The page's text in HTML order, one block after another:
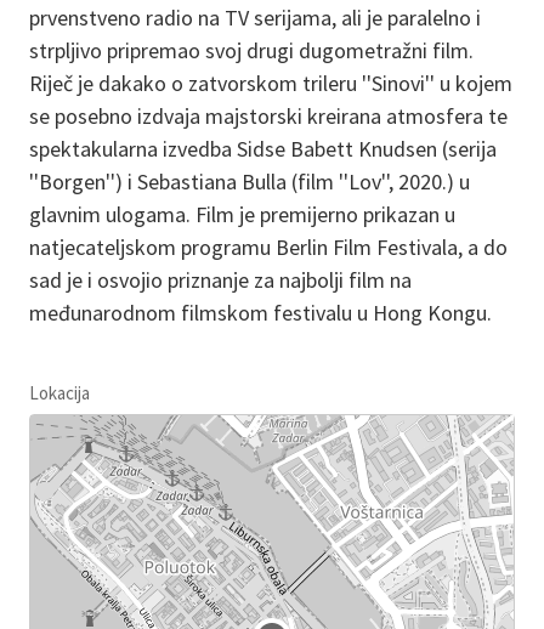
prvenstveno radio na TV serijama, ali je paralelno i
strpljivo pripremao svoj drugi dugometražni film.
Riječ je dakako o zatvorskom trileru ''Sinovi'' u kojem
se posebno izdvaja majstorski kreirana atmosfera te
spektakularna izvedba Sidse Babett Knudsen (serija
''Borgen'') i Sebastiana Bulla (film ''Lov'', 2020.) u
glavnim ulogama. Film je premijerno prikazan u
natjecateljskom programu Berlin Film Festivala, a do
sad je i osvojio priznanje za najbolji film na
međunarodnom filmskom festivalu u Hong Kongu.
Lokacija